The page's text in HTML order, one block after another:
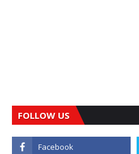
FOLLOW US